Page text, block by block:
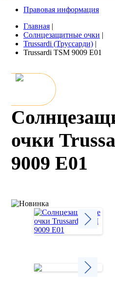
Правовая информация
Главная |
Солнцезащитные очки |
Trussardi (Труссарди) |
Trussardi TSM 9009 E01
очки
9009 E01